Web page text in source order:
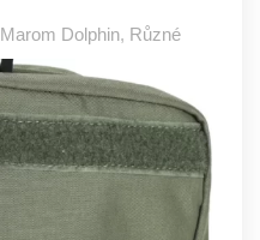
Marom Dolphin, Různé